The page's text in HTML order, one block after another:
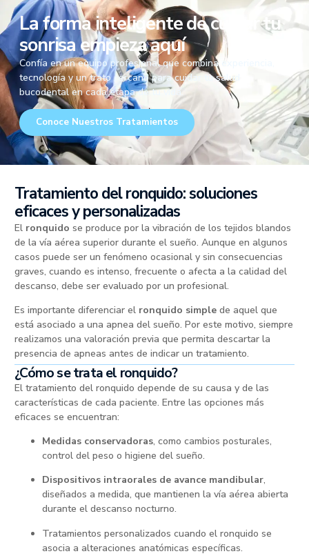
La forma inteligente de cuidar tu
sonrisa empieza aquí
Confía en un equipo profesional que combina experiencia,
tecnología y un trato cercano para cuidar tu salud
bucodental en cada etapa de tu vida.
Conoce Nuestros Tratamientos
Tratamiento del ronquido: soluciones
eficaces y personalizadas
El ronquido se produce por la vibración de los tejidos blandos
de la vía aérea superior durante el sueño. Aunque en algunos
casos puede ser un fenómeno ocasional y sin consecuencias
graves, cuando es intenso, frecuente o afecta a la calidad del
descanso, debe ser evaluado por un profesional.
Es importante diferenciar el ronquido simple de aquel que
está asociado a una apnea del sueño. Por este motivo, siempre
realizamos una valoración previa que permita descartar la
presencia de apneas antes de indicar un tratamiento.
¿Cómo se trata el ronquido?
El tratamiento del ronquido depende de su causa y de las
características de cada paciente. Entre las opciones más
eficaces se encuentran:
Medidas conservadoras, como cambios posturales,
control del peso o higiene del sueño.
Dispositivos intraorales de avance mandibular,
diseñados a medida, que mantienen la vía aérea abierta
durante el descanso nocturno.
Tratamientos personalizados cuando el ronquido se
asocia a alteraciones anatómicas específicas.